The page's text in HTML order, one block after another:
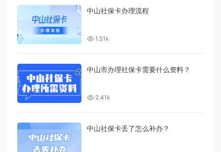
中山社保卡办理流程
1.51k
中山市办理社保卡需要什么资料？
2.41k
中山社保卡丢了怎么补办？